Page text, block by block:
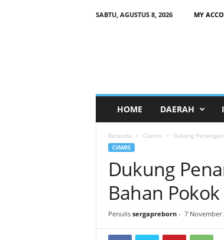
SABTU, AGUSTUS 8, 2026 MY
HOME DAERAH
Beranda Ciamis Dukung
CIAMIS
Dukung
Bahan
Penulis sergapreborn- 7 November